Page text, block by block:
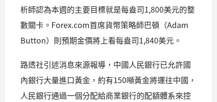
析師認為本週的主要目標就是每盎司1,800美元的整
數關卡。Forex.com首席貨幣策略師巴頓（Adam
Button）則預期金價將上看每盎司1,840美元。
路透社引述消息來源報導，中國人民銀行已允許國
內銀行大量進口黃金，約有150噸黃金將運往中國，
人民銀行通過一個分配給商業銀行的配額體系來控